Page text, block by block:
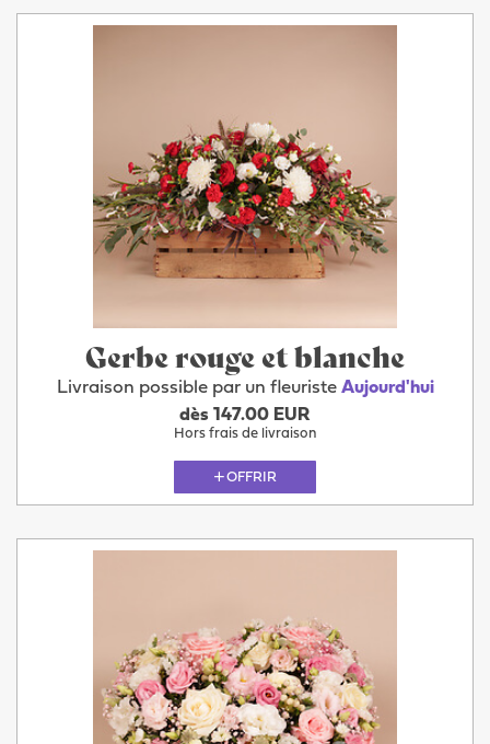
Gerbe rouge et blanche
Livraison possible par un fleuriste Aujourd'hui
dès 147.00 EUR
Hors frais de livraison
OFFRIR